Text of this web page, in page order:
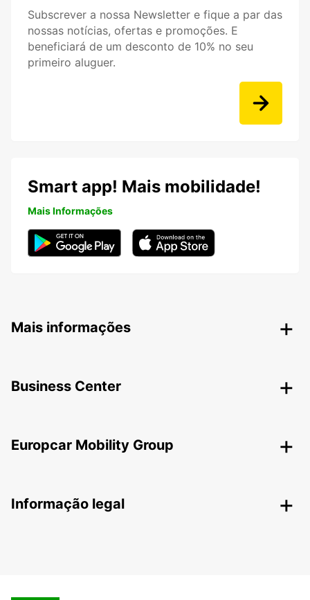
Subscrever a nossa Newsletter e fique a par das
nossas notícias, ofertas e promoções. E
beneficiará de um desconto de 10% no seu
primeiro aluguer.
Smart app! Mais mobilidade!
Mais Informações
Mais informações
Business Center
Europcar Mobility Group
Informação legal